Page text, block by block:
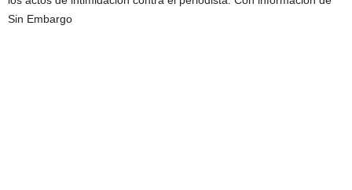
Sin Embargo